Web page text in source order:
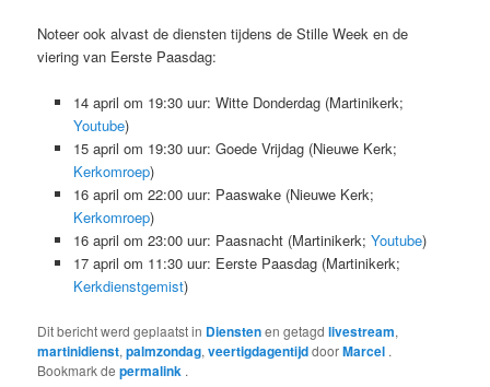
Noteer ook alvast de diensten tijdens de Stille Week en de
viering van Eerste Paasdag:
14 april om 19:30 uur: Witte Donderdag (Martinikerk;
Youtube)
15 april om 19:30 uur: Goede Vrijdag (Nieuwe Kerk;
Kerkomroep)
16 april om 22:00 uur: Paaswake (Nieuwe Kerk;
Kerkomroep)
16 april om 23:00 uur: Paasnacht (Martinikerk; Youtube)
17 april om 11:30 uur: Eerste Paasdag (Martinikerk;
Kerkdienstgemist)
Dit bericht werd geplaatst in Dienstenen getagdlivestream,
martinidienst,palmzondag,veertigdagentijddoorMarcel .
Bookmark depermalink .